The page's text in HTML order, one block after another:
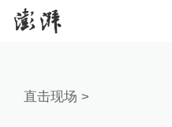
直击现场 >